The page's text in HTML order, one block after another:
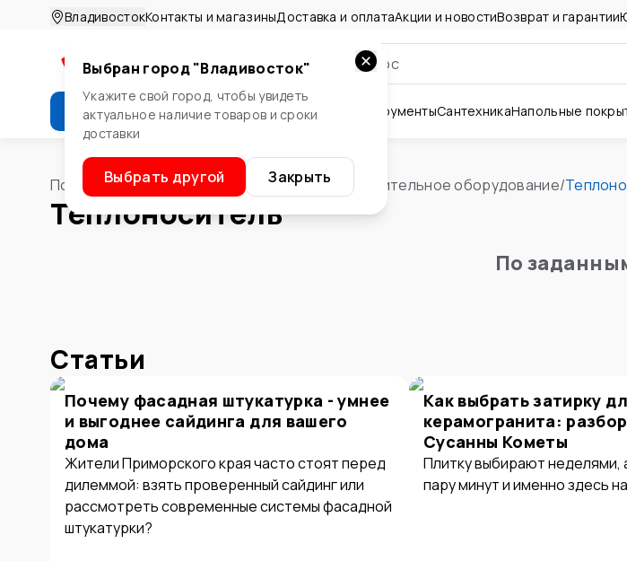
ВладивостокКонтакты и магазиныДоставка и оплатаАкции и новостиВозврат и гарантии
Каталог Стройматериалы ИнструментыСантехникаНапольные
Выбран город "Владивосток"
Укажите свой город, чтобы увидеть
актуальное наличие товаров и сроки
доставки
Выбрать другой Закрыть
Помощник/Водоснабжение и отопление Отопительное оборудование/
Теплоноситель
По
Статьи
Почему фасадная штукатурка - умнее
и выгоднее сайдинга для вашего
дома
Жители Приморского края часто стоят перед
дилеммой: взять проверенный сайдинг или
рассмотреть современные системы фасадной
штукатурки?
Как выбрать затирку
керамогранита:
Сусанны Кометы
Плитку выбирают неделями,
пару минут и именно здесь